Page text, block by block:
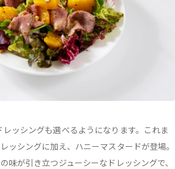
ッシングも選べるようになります。これま
ッシングに加え、ハニーマスタードが登場。
味が引き立つジューシーなドレッシングで、